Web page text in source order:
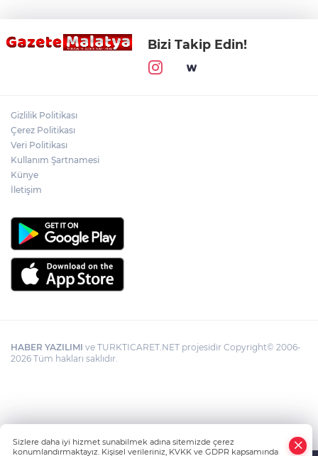
Bizi Takip Edin!
Gizlilik Politikası
Çerez Politikası
Veri Politikası
Kullanım Şartnamesi
Künye
İletişim
HABER YAZILIMI ve TURKTICARET.NET projesidir Copyright© 2006-
2026 Tüm hakları saklıdır.
Sizlere daha iyi hizmet sunabilmek adına sitemizde çerez
konumlandırmaktayız. Kişisel verileriniz, KVKK ve GDPR kapsamında